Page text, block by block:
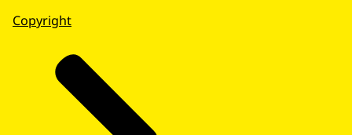
Copyright